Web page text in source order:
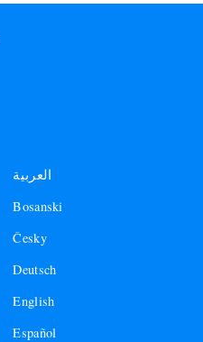
العربية
Bosanski
Česky
Deutsch
English
Español